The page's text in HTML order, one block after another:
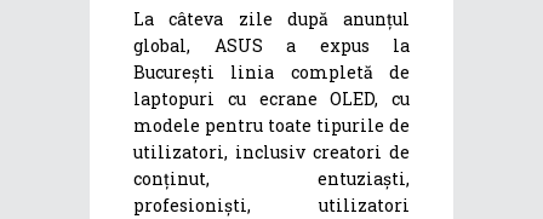
La câteva zile după anunțul
global, ASUS a expus la
București linia completă de
laptopuri cu ecrane OLED, cu
modele pentru toate tipurile de
utilizatori, inclusiv creatori de
conținut, entuziaști,
profesioniști, utilizatori